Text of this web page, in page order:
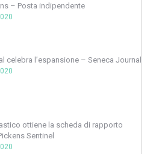
– Posta indipendente
celebra l’espansione – Seneca Journal
ottiene la scheda di rapporto
Sentinel